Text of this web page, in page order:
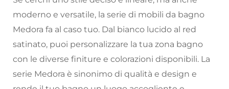
moderno e versatile, la serie di mobili da bagno
Medora fa al caso tuo. Dal bianco lucido al red
satinato, puoi personalizzare la tua zona bagno
con le diverse finiture e colorazioni disponibili. La
serie Medora è sinonimo di qualità e design e